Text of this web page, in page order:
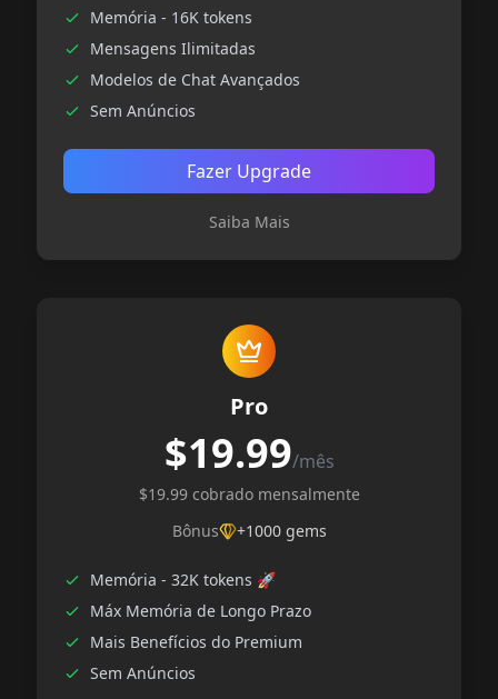
Memória - 16K tokens
Mensagens Ilimitadas
Modelos de Chat Avançados
Sem Anúncios
Fazer Upgrade
Saiba Mais
Pro
$19.99/mês
$19.99 cobrado mensalmente
Bônus
+1000 gems
Memória - 32K tokens 🚀
Máx Memória de Longo Prazo
Mais Benefícios do Premium
Sem Anúncios